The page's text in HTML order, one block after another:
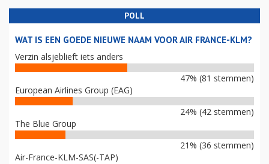
POLL
WAT IS EEN GOEDE NIEUWE NAAM VOOR AIR FRANCE-KLM?
Verzin alsjeblieft iets anders
47% (81 stemmen)
European Airlines Group (EAG)
24% (42 stemmen)
The Blue Group
21% (36 stemmen)
Air-France-KLM-SAS(-TAP)